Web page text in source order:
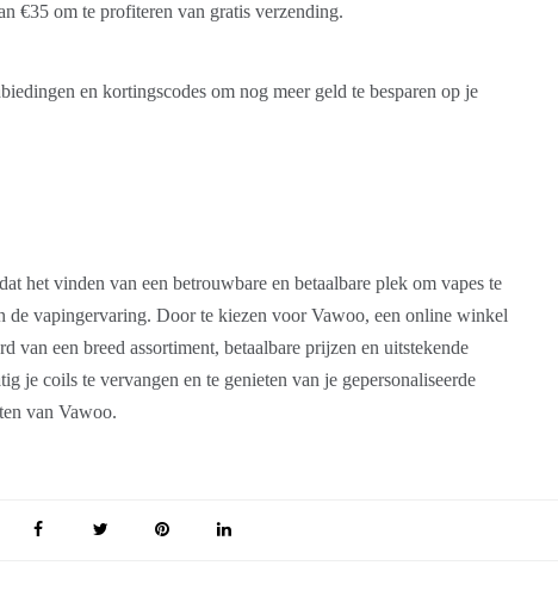
€35 om te profiteren van gratis verzending.
en kortingscodes om nog meer geld te besparen op je
het vinden van een betrouwbare en betaalbare plek om vapes te
de vapingervaring. Door te kiezen voor Vawoo, een online winkel
van een breed assortiment, betaalbare prijzen en uitstekende
je coils te vervangen en te genieten van je gepersonaliseerde
van Vawoo.